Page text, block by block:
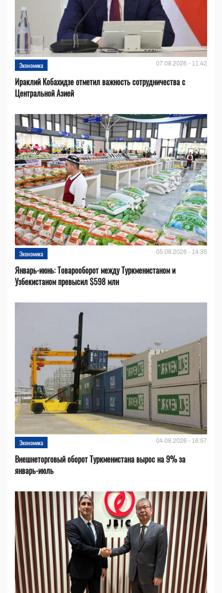
Экономика 07.08.2026 - 11:42
Ираклий Кобахидзе отметил важность сотрудничества с
Центральной Азией
Экономика 05.08.2026 - 14:35
Январь-июнь: Товарооборот между Туркменистаном и
Узбекистаном превысил $598 млн
Экономика 04.08.2026 - 16:57
Внешнеторговый оборот Туркменистана вырос на 9% за
январь-июль